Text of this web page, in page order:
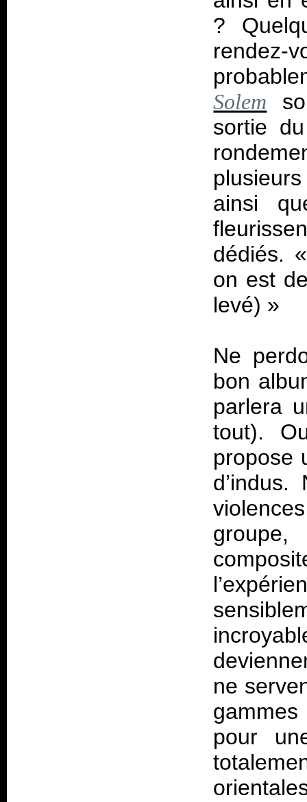
?
rendez-
Solem
sortie
ainsi
dédiés.
on est
levé) »
Ne
bon
parlera
tout).
propose
ne
pour